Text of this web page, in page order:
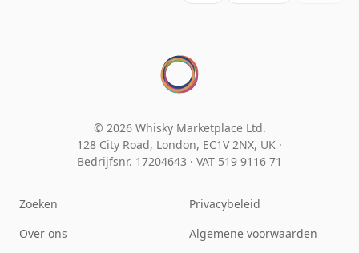
© 2026 Whisky Marketplace Ltd.
128 City Road, London, EC1V 2NX, UK ·
Bedrijfsnr. 17204643 · VAT 519 9116 71
Zoeken
Over ons
Privacybeleid
Algemene voorwaarden